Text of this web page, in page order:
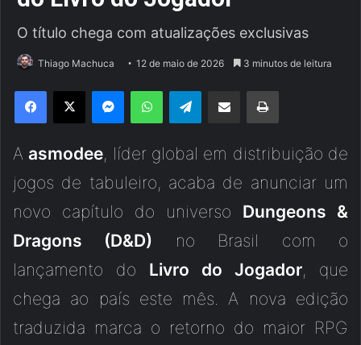
O título chega com atualizações exclusivas
Thiago Machuca 12 de maio de 2026 3 minutos de leitura
A asmodee, líder global em distribuição de
jogos de tabuleiro, acaba de anunciar um
novo capítulo do universo Dungeons &
Dragons (D&D) no Brasil com o
lançamento do Livro do Jogador, que
chega ao país este mês. A nova edição
traduzida marca o retorno do maior RPG